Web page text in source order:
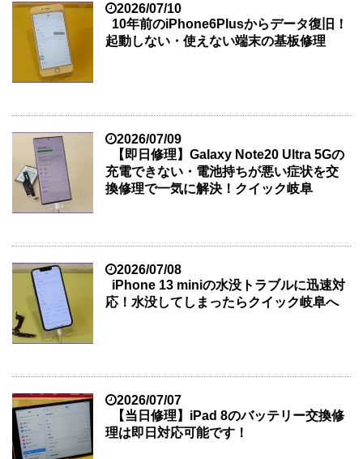
2026/07/10
10年前のiPhone6Plusからデータ復旧！
起動しない・使えない端末の基板修理
2026/07/09
【即日修理】Galaxy Note20 Ultra 5Gの
充電できない・電池持ちが悪い症状を交
換修理で一気に解決！クイック岐阜
2026/07/08
iPhone 13 miniの水没トラブルに迅速対
応！水没してしまったらクイック岐阜へ
2026/07/07
【当日修理】iPad 8のバッテリー交換修
理は即日対応可能です！